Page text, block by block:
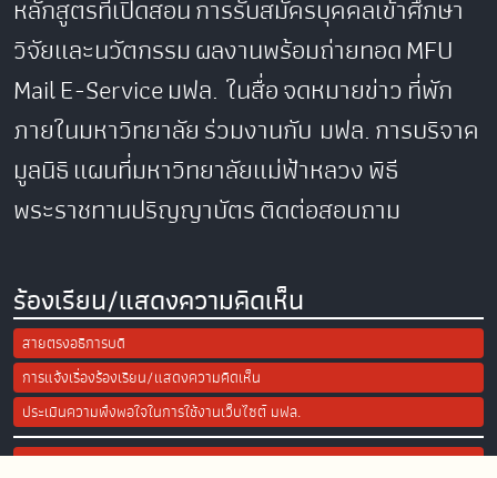
หลักสูตรที่เปิดสอนการรับสมัครบุคคลเข้าศึกษา
วิจัยและนวัตกรรมผลงานพร้อมถ่ายทอดMFU
MailE-Serviceมฟล. ในสื่อจดหมายข่าวที่พัก
ภายในมหาวิทยาลัยร่วมงานกับ มฟล.การบริจาค
มูลนิธิแผนที่มหาวิทยาลัยแม่ฟ้าหลวงพิธี
พระราชทานปริญญาบัตรติดต่อสอบถาม
ร้องเรียน/แสดงความคิดเห็น
สายตรงอธิการบดี
การแจ้งเรื่องร้องเรียน/แสดงความคิดเห็น
ประเมินความพึงพอใจในการใช้งานเว็บไซต์ มฟล.
Site Map